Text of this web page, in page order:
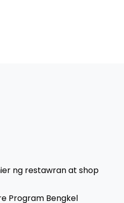
ng restawran at shop
Program Bengkel